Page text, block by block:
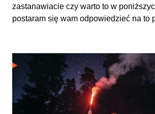
zastanawiacie czy warto to w
postaram się wam odpowiedzieć na to